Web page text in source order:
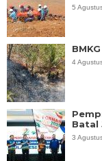
5
4
Batal
3